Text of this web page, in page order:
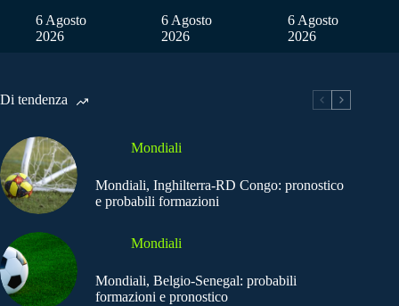
6 Agosto
2026
6 Agosto
2026
6 Agosto
2026
Di tendenza
Mondiali
Mondiali, Inghilterra-RD Congo: pronostico
e probabili formazioni
Mondiali
Mondiali, Belgio-Senegal: probabili
formazioni e pronostico